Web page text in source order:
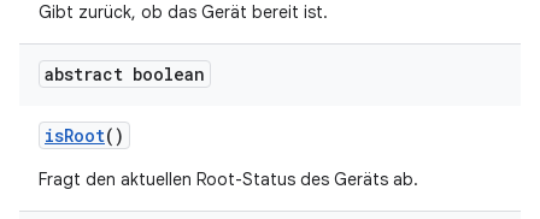
Gibt zurück, ob das Gerät bereit ist.
abstract boolean
isRoot()
Fragt den aktuellen Root-Status des Geräts ab.